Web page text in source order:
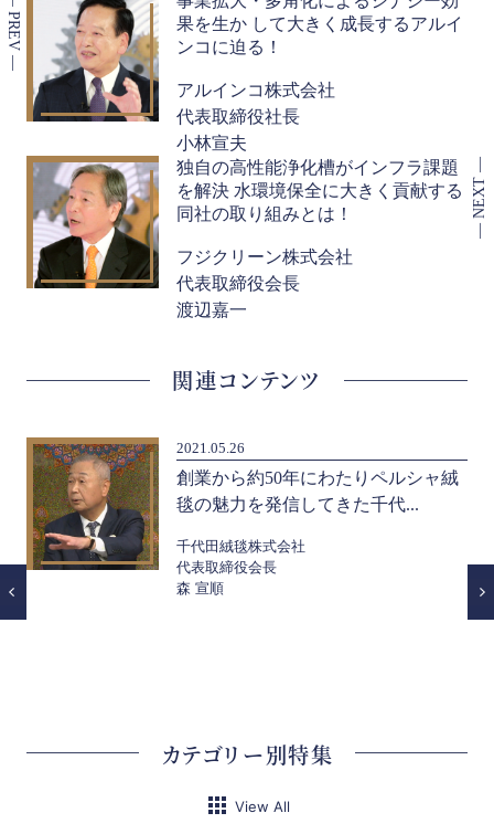
果を生か して大きく成長するアルイ
ンコに迫る！
アルインコ株式会社
代表取締役社長
小林宣夫
独自の高性能浄化槽がインフラ課題
を解決 水環境保全に大きく貢献する
同社の取り組みとは！
フジクリーン株式会社
代表取締役会長
渡辺嘉一
関連コンテンツ
2021.05.26
創業から約50年にわたりペルシャ絨
毯の魅力を発信してきた千代...
千代田絨毯株式会社
代表取締役会長
森 宣順
カテゴリー別特集
View All